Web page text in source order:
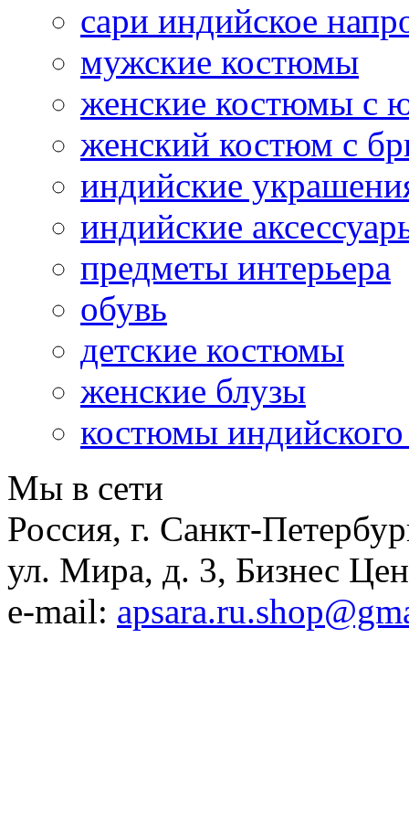
сари индийское
мужские костюмы
женские костюмы с
женский костюм с
индийские
индийские
предметы интерьера
обувь
детские костюмы
женские блузы
костюмы индийского
Мы в сети
Россия, г. Санкт-
ул. Мира, д. 3, Бизнес
e-mail: